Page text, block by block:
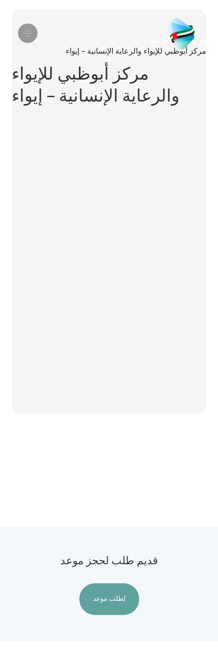
الرئيسية /
مركز أبوظبي للإيواء والرعاية الإنسانية – إيواء
مركز أبوظبي للإيواء
والرعاية الإنسانية – إيواء
قديم طلب لحجز موعد
لطلب موعد